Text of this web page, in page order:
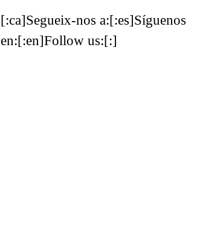
[:ca]Segueix-nos a:[:es]Síguenos
en:[:en]Follow us:[:]